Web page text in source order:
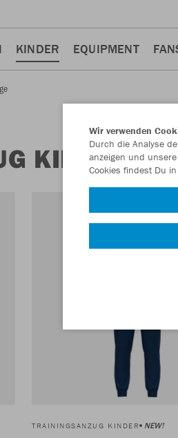
KINDER EQUIPMENT
KINDER
TRAININGSANZUG KINDER NEW!
Wir verwenden
Durch die Analyse
anzeigen und
Cookies findest Du